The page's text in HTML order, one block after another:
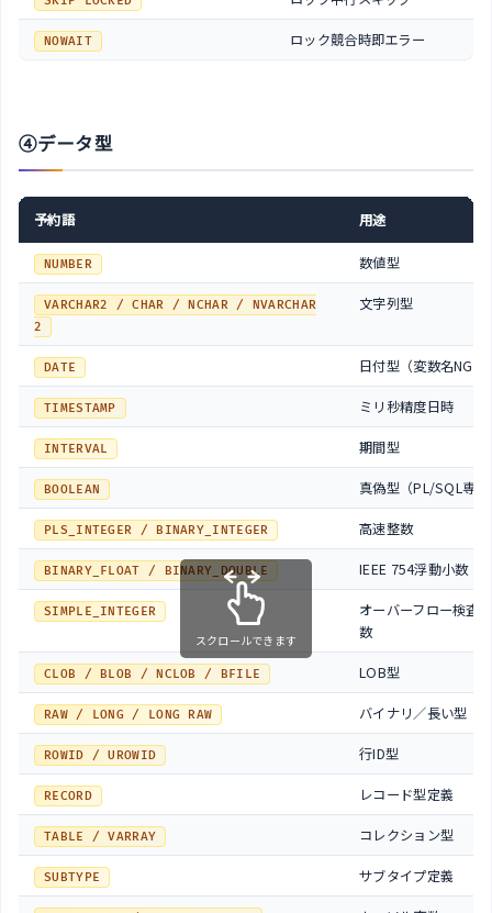
NOWAIT ロック競合時即エラー
④データ型
予約語 用途
NUMBER 数値型
VARCHAR2 / CHAR / NCHAR / NVARCHAR
2
文字列型
DATE 日付型（変数名NG）
TIMESTAMP ミリ秒精度日時
INTERVAL 期間型
BOOLEAN 真偽型（PL/SQL専
PLS_INTEGER / BINARY_INTEGER 高速整数
BINARY_FLOAT / BINARY_DOUBLE IEEE 754浮動小数
SIMPLE_INTEGER
オーバーフロー検査
数
CLOB / BLOB / NCLOB / BFILE LOB型
RAW / LONG / LONG RAW バイナリ／長い型
ROWID / UROWID 行ID型
RECORD レコード型定義
TABLE / VARRAY コレクション型
SUBTYPE サブタイプ定義
スクロールできます